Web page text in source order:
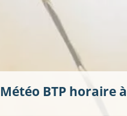
Météo BTP horaire à